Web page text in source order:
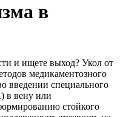
в
и ищете выход? Укол от
медикаментозного
введении специального
в вену или
стойкого